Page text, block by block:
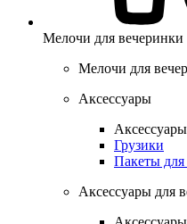
Мелочи для вечеринки
Мелочи для
Аксессуары
Аксессуары
Грузики
Пакеты
Аксессуары для